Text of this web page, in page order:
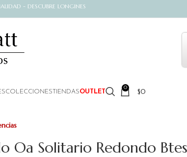
- DESCUBRE LONGINES
COLECCIONESTIENDASOUTLET
0 $0
Oa Solitario Redondo